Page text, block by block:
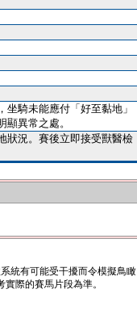
騎未能應付「好至黏地」
異常之處。
狀況。賽後立即接受獸醫檢
統有可能受干擾而令模擬鳥瞰
際的賽馬片段為準。